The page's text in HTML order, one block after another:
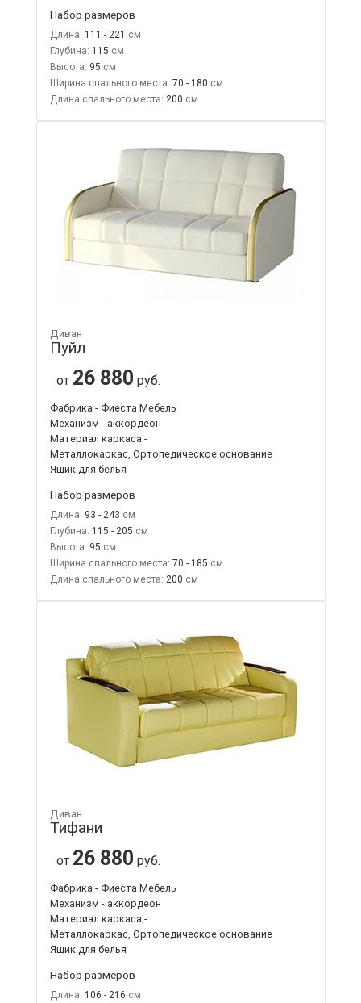
Набор размеров
Длина: 111 - 221
Глубина: 115
Высота: 95
Ширина спального места: 70 - 180
Длина спального места: 200
Диван
Пуйл
от 26 880 руб.
Фабрика - Фиеста Мебель
Механизм - аккордеон
Материал каркаса -
Металлокаркас, Ортопедическое основание
Ящик для белья
Набор размеров
Длина: 93 - 243
Глубина: 115 - 205
Высота: 95
Ширина спального места: 70 - 185
Длина спального места: 200
Диван
Тифани
от 26 880 руб.
Фабрика - Фиеста Мебель
Механизм - аккордеон
Материал каркаса -
Металлокаркас, Ортопедическое основание
Ящик для белья
Набор размеров
Длина: 106 - 216